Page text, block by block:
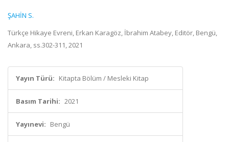
ŞAHİN S.
Türkçe Hikaye Evreni, Erkan Karagöz, İbrahim Atabey, Editör, Bengü,
Ankara, ss.302-311, 2021
Yayın Türü: Kitapta Bölüm / Mesleki Kitap
Basım Tarihi: 2021
Yayınevi: Bengü